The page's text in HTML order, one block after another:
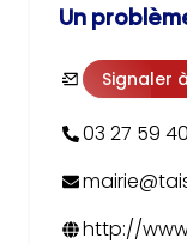
Un
Signaler
03 27 59
http://